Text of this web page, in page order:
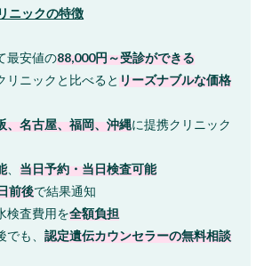
ニックの特徴
最安値の88,000円～受診ができる
ニックと比べると リーズナブルな価格
、名古屋、福岡、沖縄に提携クリニック
、 当日予約・当日検査可能
前後で結果通知
検査費用を全額負担
も、 認定遺伝カウンセラーの無料相談